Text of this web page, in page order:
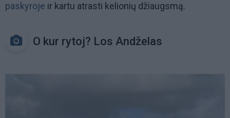
paskyroje ir kartu atrasti kelionių džiaugsmą.
O kur rytoj? Los Andželas